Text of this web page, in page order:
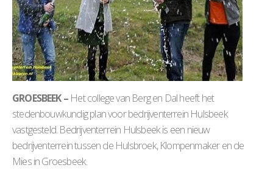
GROESBEEK – Het college van Berg en Dal heeft het
stedenbouwkundig plan voor bedrijventerrein Hulsbeek
vastgesteld. Bedrijventerrein Hulsbeek is een nieuw
bedrijventerrein tussen de Hulsbroek, Klompenmaker en de
Mies in Groesbeek.